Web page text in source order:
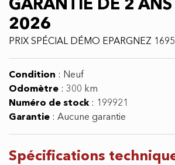
GARANTIE DE 2 ANS
2026
PRIX SPÉCIAL DÉMO EPARGNEZ
Condition : Neuf
Odomètre : 300 km
Numéro de stock: 199921
Garantie : Aucune garantie
Spécifications